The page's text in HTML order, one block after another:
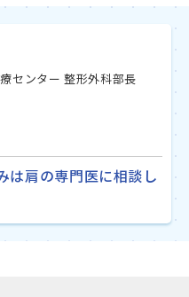
センター 整形外科部長
は肩の専門医に相談し